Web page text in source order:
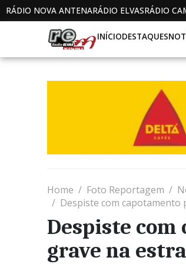
RÁDIO NOVA ANTENARÁDIO ELVASRÁDIO
INÍCIODESTAQUES
Home Foto Reportagem
Despiste com capotamento
Despiste
grave na